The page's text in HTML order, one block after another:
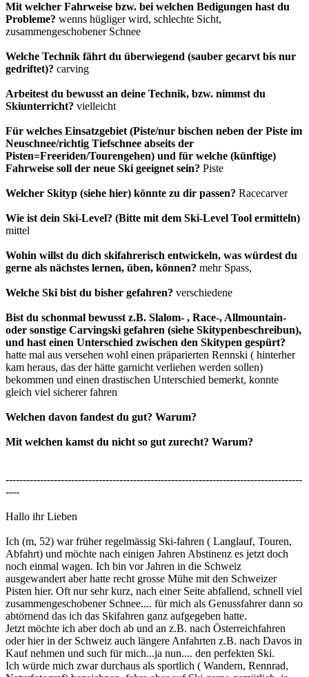
Mit welcher Fahrweise bzw. bei welchen Bedigungen hast du
Probleme? wenns hügliger wird, schlechte Sicht,
zusammengeschobener Schnee
Welche Technik fährt du überwiegend (sauber gecarvt bis nur
gedriftet)? carving
Arbeitest du bewusst an deine Technik, bzw. nimmst du
Skiunterricht? vielleicht
Für welches Einsatzgebiet (Piste/nur bischen neben der Piste im
Neuschnee/richtig Tiefschnee abseits der
Pisten=Freeriden/Tourengehen) und für welche (künftige)
Fahrweise soll der neue Ski geeignet sein? Piste
Welcher Skityp (siehe hier) könnte zu dir passen? Racecarver
Wie ist dein Ski-Level? (Bitte mit dem Ski-Level Tool ermitteln)
mittel
Wohin willst du dich skifahrerisch entwickeln, was würdest du
gerne als nächstes lernen, üben, können? mehr Spass,
Welche Ski bist du bisher gefahren? verschiedene
Bist du schonmal bewusst z.B. Slalom- , Race-, Allmountain-
oder sonstige Carvingski gefahren (siehe Skitypenbeschreibun),
und hast einen Unterschied zwischen den Skitypen gespürt?
hatte mal aus versehen wohl einen präparierten Rennski ( hinterher
kam heraus, das der hätte garnicht verliehen werden sollen)
bekommen und einen drastischen Unterschied bemerkt, konnte
gleich viel sicherer fahren
Welchen davon fandest du gut? Warum?
Mit welchen kamst du nicht so gut zurecht? Warum?
--------------------------------------------------------------------------------------
----
Hallo ihr Lieben
Ich (m, 52) war früher regelmässig Ski-fahren ( Langlauf, Touren,
Abfahrt) und möchte nach einigen Jahren Abstinenz es jetzt doch
noch einmal wagen. Ich bin vor Jahren in die Schweiz
ausgewandert aber hatte recht grosse Mühe mit den Schweizer
Pisten hier. Oft nur sehr kurz, nach einer Seite abfallend, schnell viel
zusammengeschobener Schnee.... für mich als Genussfahrer dann so
abtörnend das ich das Skifahren ganz aufgegeben hatte.
Jetzt möchte ich aber doch ab und an z.B. nach Österreichfahren
oder hier in der Schweiz auch längere Anfahrten z.B. nach Davos in
Kauf nehmen und such für mich...ja nun.... den perfekten Ski.
Ich würde mich zwar durchaus als sportlich ( Wandern, Rennrad,